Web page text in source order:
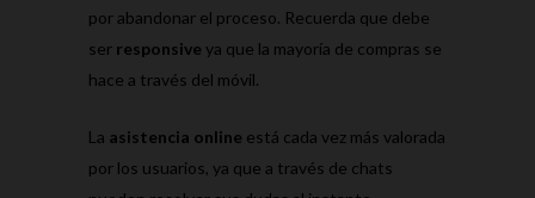
por abandonar el proceso. Recuerda que debe
ser responsive ya que la mayoría de compras se
hace a través del móvil.
La asistencia online está cada vez más valorada
por los usuarios, ya que a través de chats